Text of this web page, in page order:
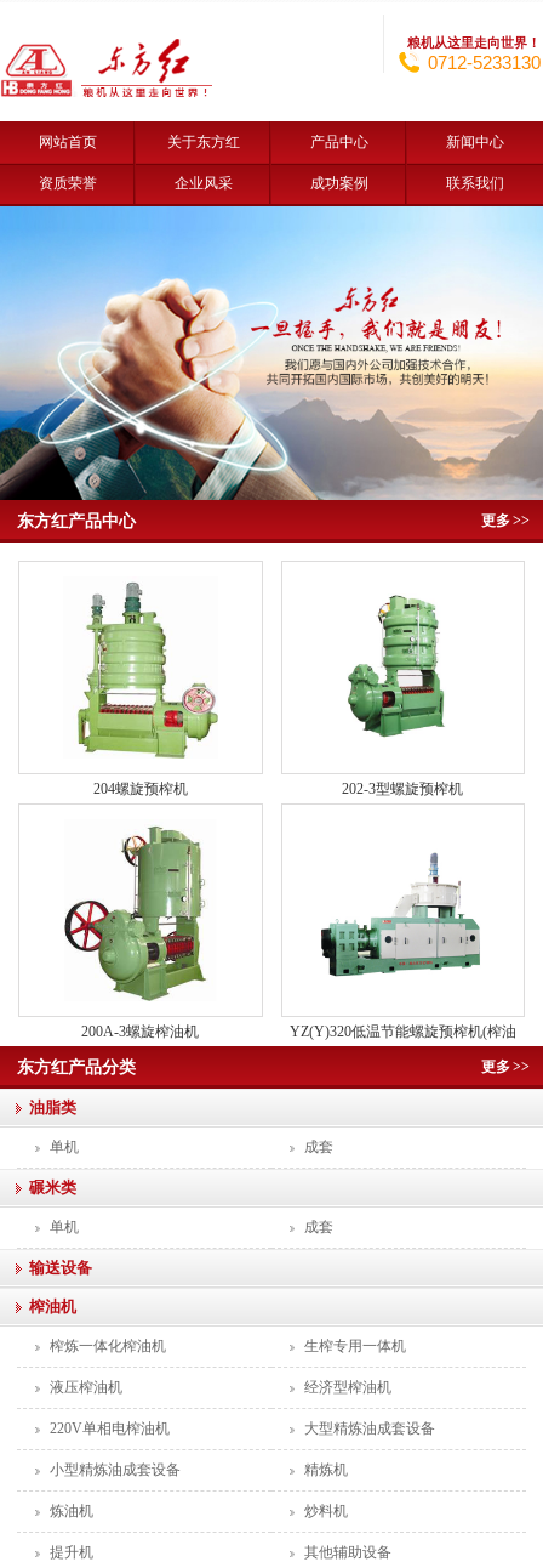
粮机从这里走向世界！
0712-5233130
网站首页 关于东方红 产品中心 新闻中心
资质荣誉 企业风采 成功案例 联系我们
更多>>
东方红产品中心
204螺旋预榨机 202-3型螺旋预榨机
200A-3螺旋榨油机
YZ(Y)320低温节能螺旋预榨机(榨油
更多>>
东方红产品分类
油脂类
单机 成套
碾米类
单机 成套
输送设备
榨油机
榨炼一体化榨油机 生榨专用一体机
液压榨油机 经济型榨油机
220V单相电榨油机 大型精炼油成套设备
小型精炼油成套设备 精炼机
炼油机 炒料机
提升机 其他辅助设备